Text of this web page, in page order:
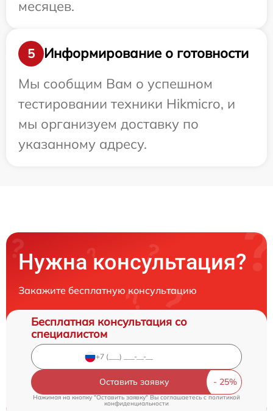
месяцев.
5
Информирование о готовности
Мы сообщим Вам о успешном
тестировании техники Hikmicro, и
мы организуем доставку по
указанному адресу.
Нужна консультация?
Закажите бесплатную консультацию
Бесплатная консультация со
специалистом
Оставить заявку
Нажимая на кнопку "Оставить заявку" Вы соглашаетесь cполитикой
конфиденциальности